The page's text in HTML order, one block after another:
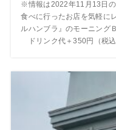
※情報は2022年11月13日
食べに行ったお店を気軽に
ルハンブラ』のモーニング
ドリンク代＋350円（税